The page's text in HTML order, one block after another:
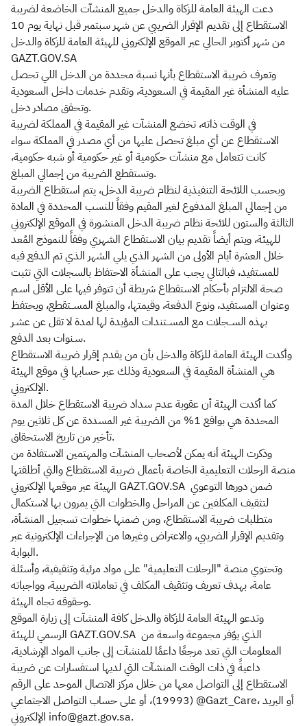
دعت الهيئة العامة للزكاة والدخل جميع المنشآت الخاضعة لضريبة
الاستقطاع إلى تقديم الإقرار الضريبي عن شهر سبتمبر قبل نهاية يوم 10
من شهر أكتوبر الحالي عبر الموقع الإلكتروني للهيئة العامة للزكاة والدخل
GAZT.GOV.SA
وتعرف ضريبة الاستقطاع بأنها نسبة محددة من الدخل اللي تحصل
عليه المنشأة غير المقيمة في السعودية، وتقدم خدمات داخل السعودية
وتحقق مصادر دخل.
في الوقت ذاته، تخضع المنشآت غير المقيمة في المملكة لضريبة
الاستقطاع عن أي مبلغ تحصل عليها من أي مصدر في المملكة سواء
كانت تتعامل مع منشآت حكومية أو غير حكومية أو شبه حكومية،
وتستقطع الضريبة من إجمالي المبلغ.
وبحسب اللائحة التنفيذية لنظام ضريبة الدخل، يتم استقطاع الضريبة
من إجمالي المبلغ المدفوع لغير المقيم وفقاً للنسب المحددة في المادة
الثالثة والستون للائحة نظام ضريبة الدخل المنشورة في الموقع الإلكتروني
للهيئة، ويتم أيضاً تقديم بيان الاستقطاع الشهري وفقاً للنموذج المُعد
خلال العشرة أيام الأولى من الشهر الذي يلي الشهر الذي تم الدفع فيه
للمستفيد، فبالتالي يجب على المنشأة الاحتفاظ بالسجلات التي تثبت
صحة الالتزام بأحكام الاستقطاع شريطة أن تتوفر فيها على الأقل اسـم
وعنوان المستفيد، ونوع الدفعة، وقيمتها، والمبلغ المســتقطع، ويحتفظ
بهذه الســجلات مع المســتندات المؤيدة لها لمدة لا تقل عن عشـر
سـنوات بعد الدفع.
وأكدت الهيئة العامة للزكاة والدخل بأن من يقدم إقرار ضريبة الاستقطاع
هي المنشأة المقيمة في السعودية وذلك عبر حسابها في موقع الهيئة
الإلكتروني.
كما أكدت الهيئة أن عقوبة عدم سداد ضريبة الاستقطاع خلال المدة
المحددة هي بواقع 1% من الضريبة غير المسددة عن كل ثلاثين يوم
تأخير من تاريخ الاستحقاق.
وذكرت الهيئة أنه يمكن لأصحاب المنشآت والمهتمين الاستفادة من
منصة الرحلات التعليمية الخاصة بأعمال ضريبة الاستقطاع والتي أطلقتها
الهيئة عبر موقعها الإلكتروني GAZT.GOV.SA ضمن دورها التوعوي
لتثقيف المكلفين عن المراحل والخطوات التي يمرون بها لاستكمال
متطلبات ضريبة الاستقطاع، ومن ضمنها خطوات تسجيل المنشأة،
وتقديم الإقرار الضريبي، والاعتراض وغيرها من الإجراءات الإلكترونية عبر
البوابة.
وتحتوي منصة "الرحلات التعليمية" على مواد مرئية وتثقيفية، وأسئلة
عامة، بهدف تعريف وتثقيف المكلف في تعاملاته الضريبية، وواجباته
وحقوقه تجاه الهيئة.
وتدعو الهيئة العامة للزكاة والدخل كافة المنشآت إلى زيارة الموقع
الرسمي للهيئة GAZT.GOV.SA الذي يوّفر مجموعة واسعة من
المعلومات التي تعد مرجعًا داعمًا للمنشآت إلى جانب المواد الإرشادية،
داعيةً في ذات الوقت المنشآت التي لديها استفسارات عن ضريبة
الاستقطاع إلى التواصل معها من خلال مركز الاتصال الموحد على الرقم
(19993)، أو على حساب التواصل الاجتماعي @Gazt_Care، أو البريد
الإلكتروني info@gazt.gov.sa.